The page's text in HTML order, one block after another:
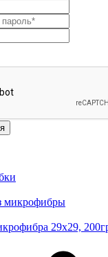
микрофибры
29х29,